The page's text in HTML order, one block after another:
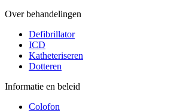
Over behandelingen
Defibrillator
ICD
Katheteriseren
Dotteren
Informatie en beleid
Colofon